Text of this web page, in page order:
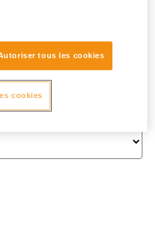
tous les cookies
cookies